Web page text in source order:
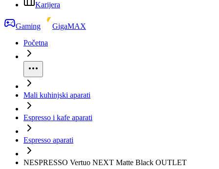
Karijera
Gaming
GigaMAX
Početna
Mali kuhinjski aparati
Espresso i kafe aparati
Espresso aparati
NESPRESSO Vertuo NEXT Matte Black OUTLET